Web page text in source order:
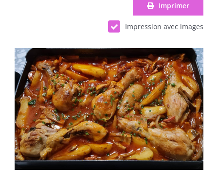
Imprimer
Impression avec images